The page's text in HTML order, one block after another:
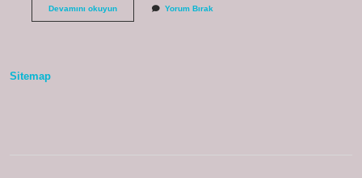
Devamını okuyunIphone
Yorum Bırak
Sitemap